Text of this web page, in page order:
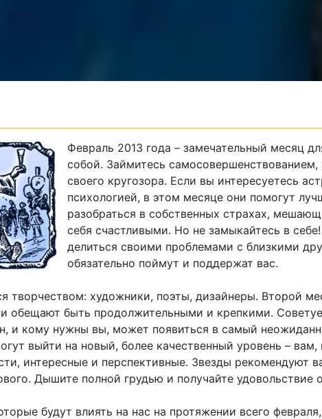
Февраль 2013 года – замечательный месяц
собой. Займитесь
своего кругозора. Если вы интересуетесь
психологией, в этом месяце они помогут
разобраться в собственных страхах,
себя счастливыми. Но не замыкайтесь в
делиться своими проблемами с близкими
обязательно поймут и поддержат вас.
творчеством: художники, поэты, дизайнеры. Второй
обещают быть продолжительными и крепкими.
и кому нужны вы, может появиться в самый
выйти на новый, более качественный уровень – вам,
интересные и перспективные. Звезды рекомендуют
Дышите полной грудью и получайте удовольствие
будут влиять на нас на протяжении всего